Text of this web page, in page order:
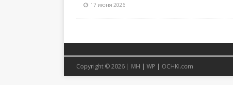
17 июня 2026
Copyright © 2026 | MH | WP | OCHKI.com